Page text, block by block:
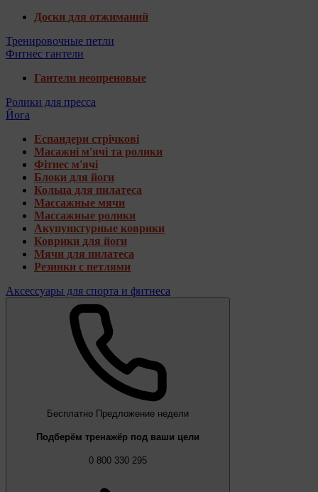
Доски для отжиманий
Тренировочные петли
Фитнес гантели
Гантели неопреновые
Ролики для пресса
Йога
Еспандери стрічкові
Масажні м'ячі та ролики
Фітнес м'ячі
Блоки для йоги
Кольца для пилатеса
Массажные мячи
Массажные ролики
Акупунктурные коврики
Коврики для йоги
Мячи для пилатеса
Резинки с петлями
Аксессуары для спорта и фитнеса
Бесплатно Предложение недели
Подберём тренажёр под ваши цели
0 800 330 295